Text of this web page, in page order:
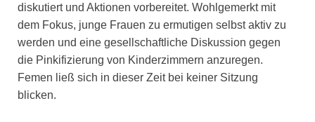
diskutiert und Aktionen vorbereitet. Wohlgemerkt mit
dem Fokus, junge Frauen zu ermutigen selbst aktiv zu
werden und eine gesellschaftliche Diskussion gegen
die Pinkifizierung von Kinderzimmern anzuregen.
Femen ließ sich in dieser Zeit bei keiner Sitzung
blicken.